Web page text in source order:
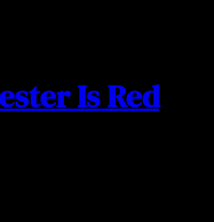
Is Red